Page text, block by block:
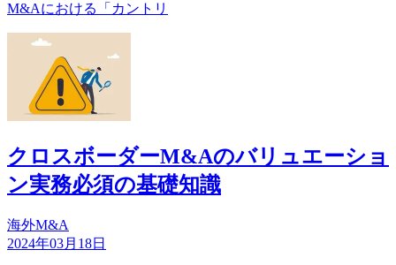
M&Aにおける「カントリ
クロスボーダーM&Aのバリュエーショ
ン実務必須の基礎知識
海外M&A
2024年03月18日